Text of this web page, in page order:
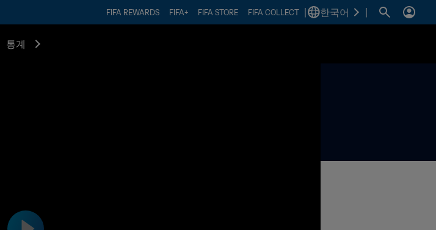
FIFA REWARDS FIFA+ FIFA STORE FIFA COLLECT 한국어
통계